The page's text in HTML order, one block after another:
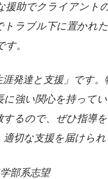
援助でクライアント
トラブル下に置かれ
。
発達と支援」です
に強い関心を持って
するので、ぜひ指導
適切な支援を届けら
部系志望